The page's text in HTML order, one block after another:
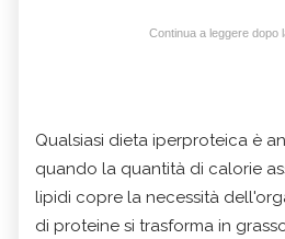
Continua a leggere dopo
Qualsiasi dieta iperproteica è
quando la quantità di calorie
lipidi copre la necessità
di proteine si trasforma in